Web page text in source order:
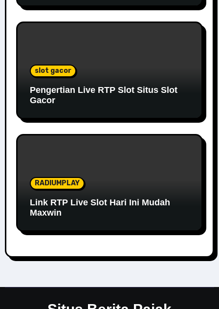
slot gacor
Pengertian Live RTP Slot Situs Slot
Gacor
RADIUMPLAY
Link RTP Live Slot Hari Ini Mudah
Maxwin